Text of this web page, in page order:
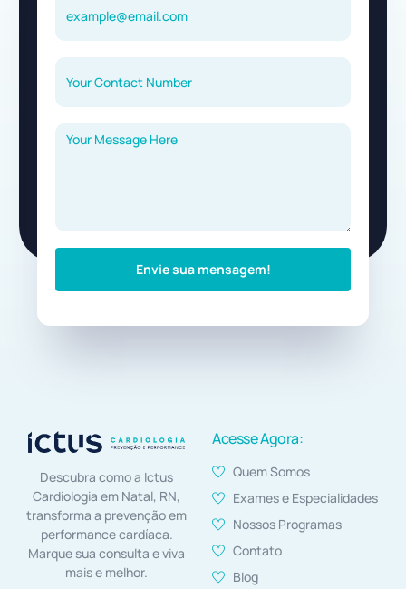
Envie sua mensagem!
Descubra como a Ictus
Cardiologia em Natal, RN,
transforma a prevenção em
performance cardíaca.
Marque sua consulta e viva
mais e melhor.
Acesse Agora:
Quem Somos
Exames e Especialidades
Nossos Programas
Contato
Blog